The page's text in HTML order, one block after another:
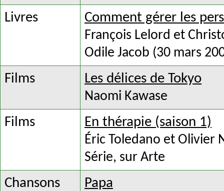
Livres Comment gérer les
François Lelord et
Odile Jacob (30 mars
Films Les délices de Tokyo
Naomi Kawase
Films En thérapie (saison 1)
Éric Toledano et Olivier
Série, sur Arte
Chansons Papa